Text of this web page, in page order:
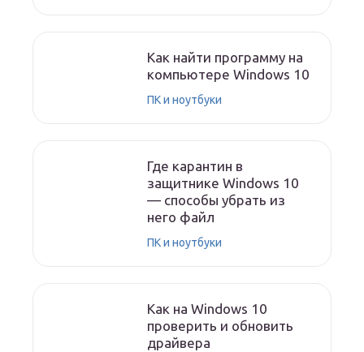
Как найти программу на
компьютере Windows 10
ПК и ноутбуки
Где карантин в
защитнике Windows 10
— способы убрать из
него файл
ПК и ноутбуки
Как на Windows 10
проверить и обновить
драйвера